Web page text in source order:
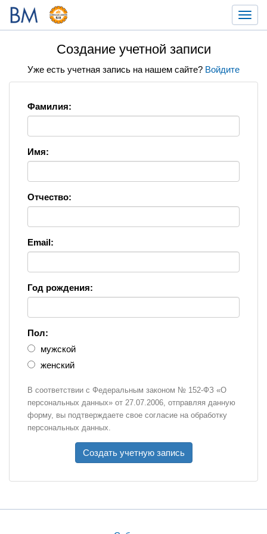
Создание учетной записи
Уже есть учетная запись на нашем сайте? Войдите
Фамилия:
Имя:
Отчество:
Email:
Год рождения:
Пол:
мужской
женский
В соответствии с Федеральным законом № 152-ФЗ «О
персональных данных» от 27.07.2006, отправляя данную
форму, вы подтверждаете свое согласие на обработку
персональных данных.
Создать учетную запись